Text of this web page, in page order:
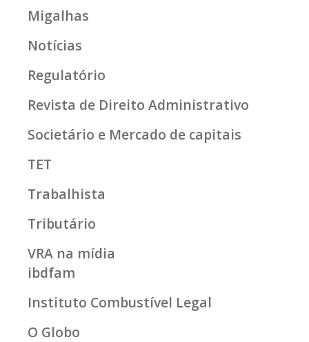
Migalhas
Notícias
Regulatório
Revista de Direito Administrativo
Societário e Mercado de capitais
TET
Trabalhista
Tributário
VRA na mídia
ibdfam
Instituto Combustível Legal
O Globo